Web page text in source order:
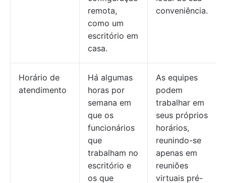
remota,
como um
escritório em
casa.
conveniência.
Horário de
atendimento
Há algumas
horas por
semana em
que os
funcionários
que
trabalham no
escritório e
os que
As equipes
podem
trabalhar em
seus próprios
horários,
reunindo-se
apenas em
reuniões
virtuais pré-